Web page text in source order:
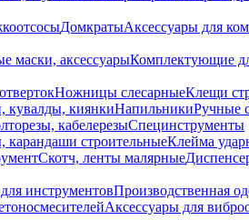
ДомкратыАксессуары для
маски, аксессуарыКомплектующие
Ножницы слесарныеКлещи
кувалды, киянкиНапильникиРучные
кабелерезыСпецинструменты
карандаши строительныеКлейма
Скотч, ленты малярные
инструментовПроизводственная
Аксессуары для